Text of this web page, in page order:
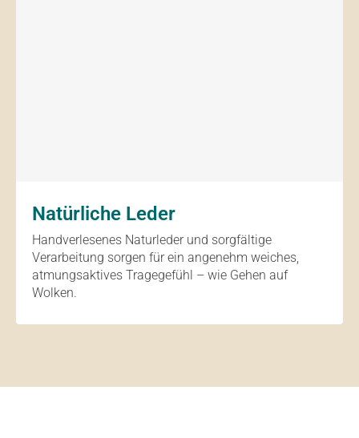
Natürliche Leder
Handverlesenes Naturleder und sorgfältige
Verarbeitung sorgen für ein angenehm weiches,
atmungsaktives Tragegefühl – wie Gehen auf
Wolken.